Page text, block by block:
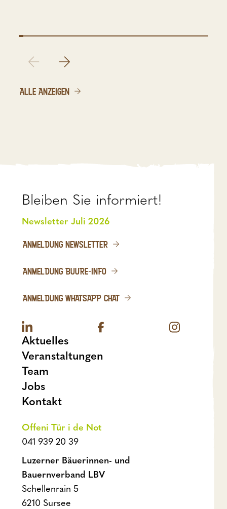
ALLE ANZEIGEN
Luzerner Bäuerinnen- und
Bauernverband LBV
Schellenrain 5
6210 Sursee
Aktuelles
Veranstaltungen
Team
Jobs
Kontakt
Offeni Tür i de Not
041 939 20 39
Bleiben Sie informiert!
Newsletter Juli 2026
ANMELDUNG NEWSLETTER
ANMELDUNG BUURE-INFO
ANMELDUNG WHATSAPP CHAT